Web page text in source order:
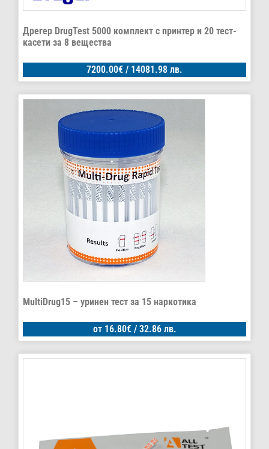
Дрегер DrugTest 5000 комплект с принтер и 20 тест-
касети за 8 вещества
7200.00€ / 14081.98 лв.
MultiDrug15 – уринен тест за 15 наркотика
от 16.80€/ 32.86 лв.